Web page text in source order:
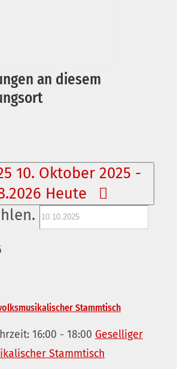
an diesem
10. Oktober 2025 -
Heute
Stammtisch
16:00 - 18:00 Geselliger
Stammtisch